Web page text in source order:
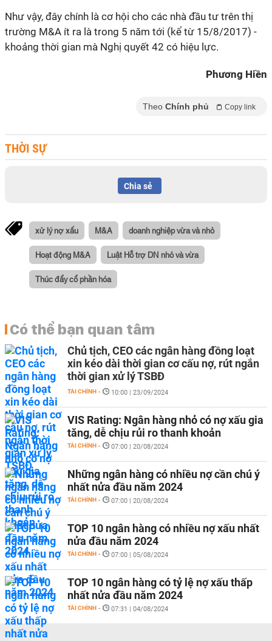
Như vậy, đây chính là cơ hội cho các nhà đầu tư trên thị
trường M&A ít ra là trong 5 năm tới (kể từ 15/8/2017) -
khoảng thời gian mà Nghị quyết 42 có hiệu lực.
Phương Hiền
Theo Chính phủ Copy link
THỜI SỰ
Chia sẻ
xử lý nợ xấu M&A doanh nghiệp vừa và nhỏ
Hoạt động M&A Luật Hỗ trợ DN nhỏ và vừa
Thúc đẩy cổ phần hóa
Có thể bạn quan tâm
Chủ tịch, CEO các ngân hàng đồng loạt
xin kéo dài thời gian cơ cấu nợ, rút ngắn
thời gian xử lý TSBĐ
TÀI CHÍNH - 10:00 | 23/09/2024
VIS Rating: Ngân hàng nhỏ có nợ xấu gia
tăng, dễ chịu rủi ro thanh khoản
TÀI CHÍNH - 07:00 | 20/08/2024
Những ngân hàng có nhiều nợ cần chú ý
nhất nửa đầu năm 2024
TÀI CHÍNH - 07:00 | 20/08/2024
TOP 10 ngân hàng có nhiều nợ xấu nhất
nửa đầu năm 2024
TÀI CHÍNH - 07:00 | 05/08/2024
TOP 10 ngân hàng có tỷ lệ nợ xấu thấp
nhất nửa đầu năm 2024
TÀI CHÍNH - 07:31 | 04/08/2024